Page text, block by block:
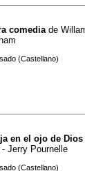
comedia de
(Castellano)
en el ojo de Dios
- Jerry Pournelle
(Castellano)